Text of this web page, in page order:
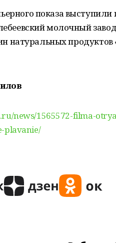
показа выступили
молочный
натуральных
news/1565572-filma-
plavanie/